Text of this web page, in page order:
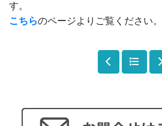
す。
こちらのページよりご覧ください。